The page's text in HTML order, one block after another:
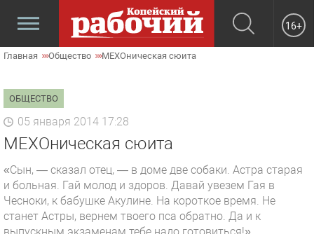
16+
Главная Общество МЕХОническая сюита
ОБЩЕСТВО
05 января 2014 17:28
МЕХОническая сюита
«Сын, — сказал отец, — в доме две собаки. Астра старая
и больная. Гай молод и здоров. Давай увезем Гая в
Чесноки, к бабушке Акулине. На короткое время. Не
станет Астры, вернем твоего пса обратно. Да и к